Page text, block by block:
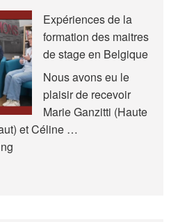
en
Éducation
et
en
Formation
(AREF)
Expériences de la
formation des maitres
de stage en Belgique
Nous avons eu le
plaisir de recevoir
Marie Ganzitti (Haute
et Céline …
Expériences